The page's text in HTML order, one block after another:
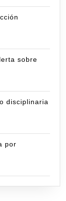
sobre
disciplinaria
por